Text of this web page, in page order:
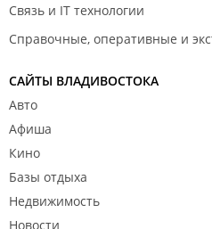
Связь и IT технологии
Справочные, оперативные и
САЙТЫ ВЛАДИВОСТОКА
Авто
Афиша
Кино
Базы отдыха
Недвижимость
Новости